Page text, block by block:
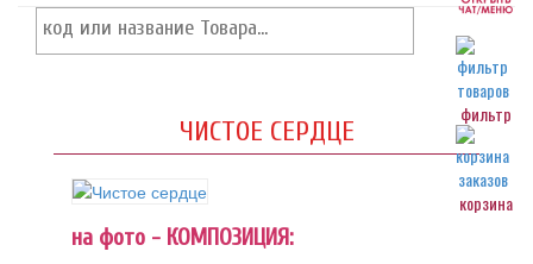
фильтр
корзина
ЧИСТОЕ СЕРДЦЕ
на фото - КОМПОЗИЦИЯ: